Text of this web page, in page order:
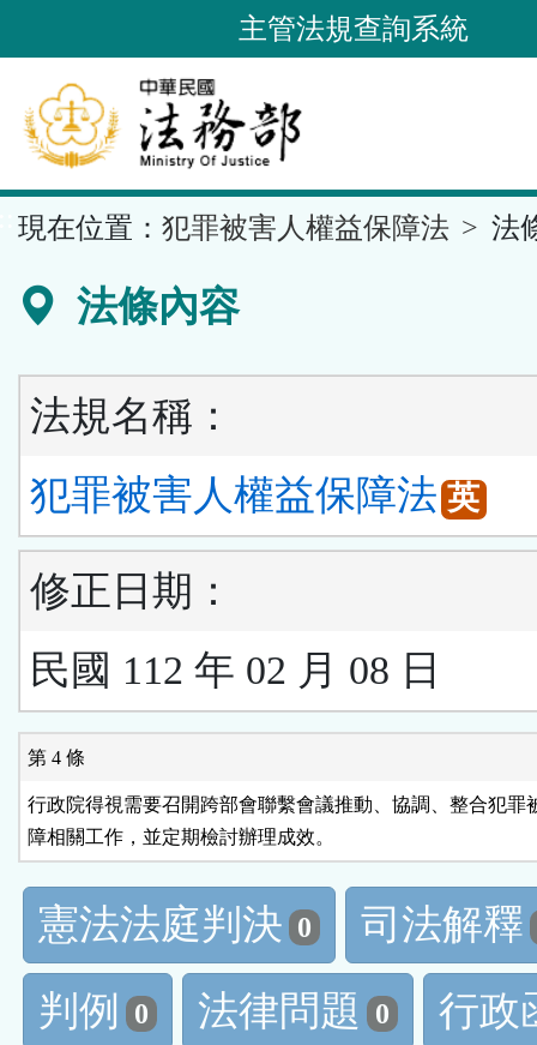
到
要
內
容
區
主管法規查詢系統
現在位置： 犯罪被害人權益保障法 法
法條內容
法規名稱：
犯罪被害人權益保障法 英
修正日期：
民國 112 年 02 月 08 日
第 4 條
行政院得視需要召開跨部會聯繫會議推動、協調、整合犯罪
障相關工作，並定期檢討辦理成效。
憲法法庭判決 0
司法解釋
判例
0 法律問題 0
行政